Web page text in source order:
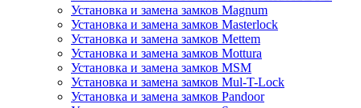
Установка и замена замков Magnum
Установка и замена замков Masterlock
Установка и замена замков Mettem
Установка и замена замков Mottura
Установка и замена замков MSM
Установка и замена замков Mul-T-Lock
Установка и замена замков Pandoor